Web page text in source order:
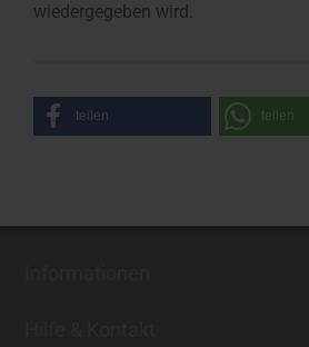
wiedergegeben wird.
teilen teilen